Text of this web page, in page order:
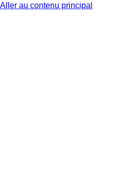
Aller au contenu principal